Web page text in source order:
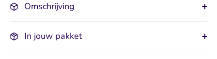
Omschrijving
In jouw pakket